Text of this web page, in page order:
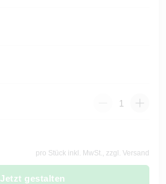
pro Stück inkl. MwSt., zzgl. Versand
Jetzt gestalten